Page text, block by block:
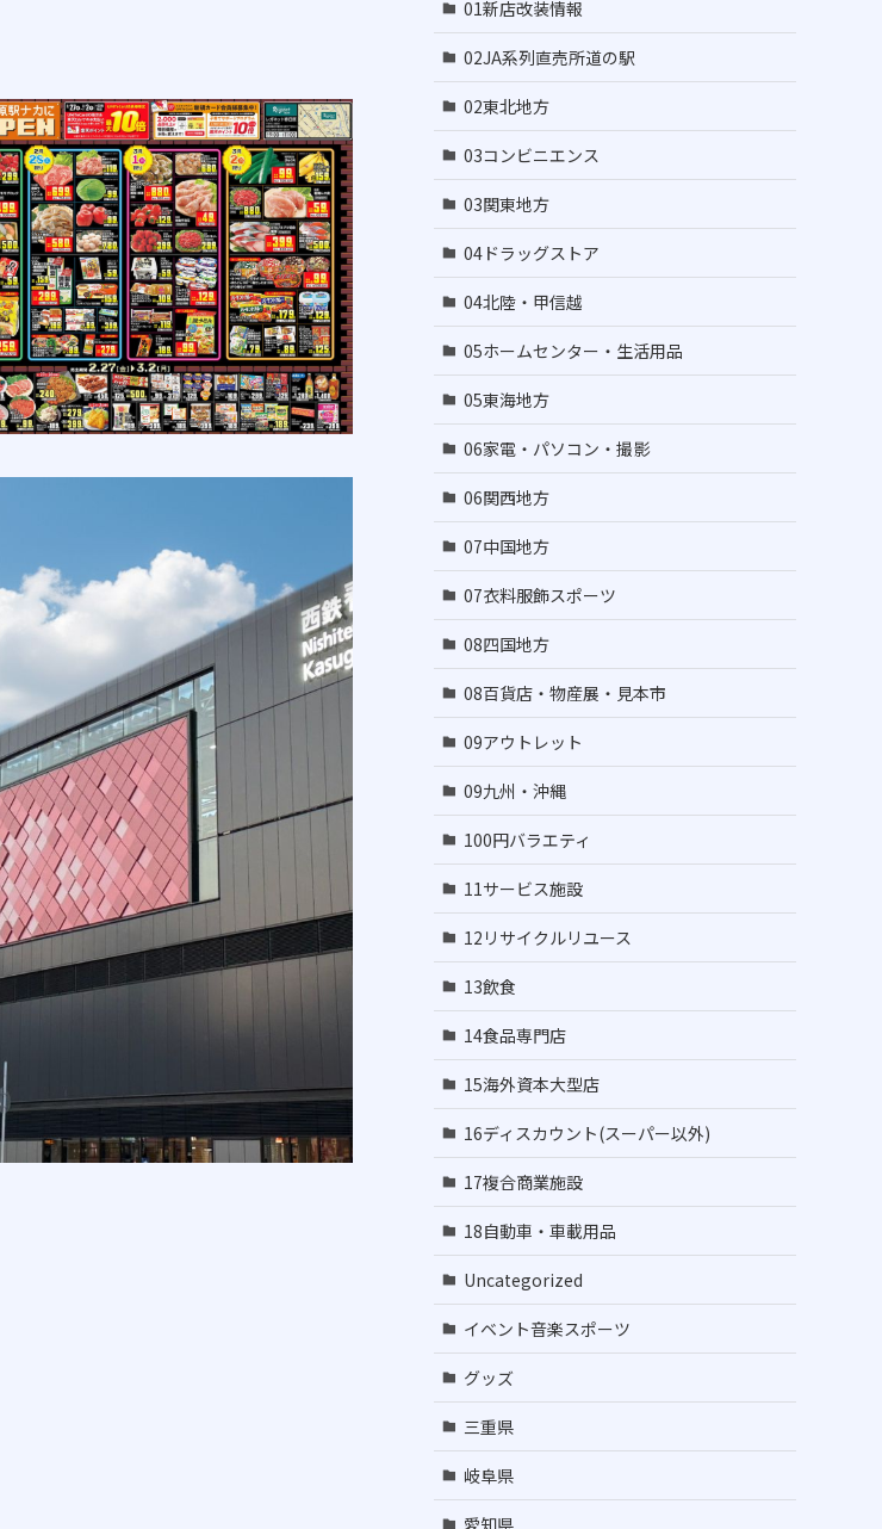
01新店改装情報
02JA系列直売所道の駅
02東北地方
03コンビニエンス
03関東地方
04ドラッグストア
04北陸・甲信越
05ホームセンター・生活用品
05東海地方
06家電・パソコン・撮影
06関西地方
07中国地方
07衣料服飾スポーツ
08四国地方
08百貨店・物産展・見本市
09アウトレット
09九州・沖縄
100円バラエティ
11サービス施設
12リサイクルリユース
13飲食
14食品専門店
15海外資本大型店
16ディスカウント(スーパー以外)
17複合商業施設
18自動車・車載用品
Uncategorized
イベント音楽スポーツ
グッズ
三重県
岐阜県
愛知県